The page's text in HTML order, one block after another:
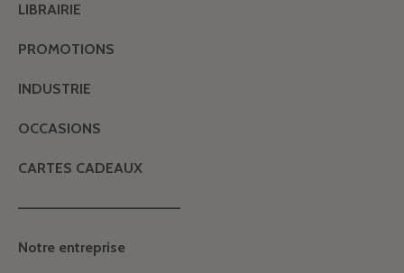
LIBRAIRIE
PROMOTIONS
INDUSTRIE
OCCASIONS
CARTES CADEAUX
———————————————
Notre entreprise